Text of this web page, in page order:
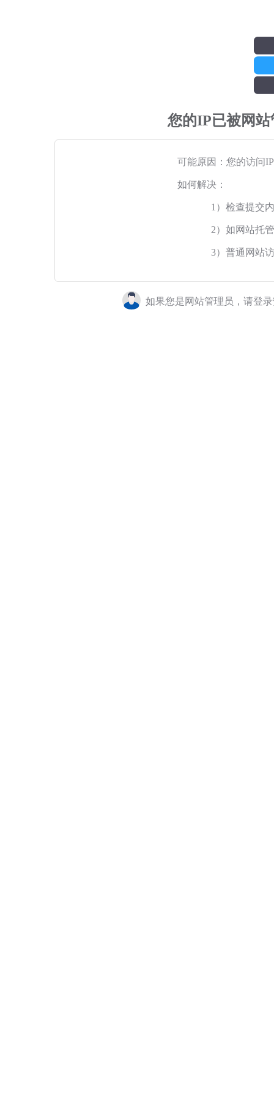
您的IP已被网
可能原因：您的访问
如何解决：
1）检查提交
2）如网站托
3）普通网站
如果您是网站管理员，请登